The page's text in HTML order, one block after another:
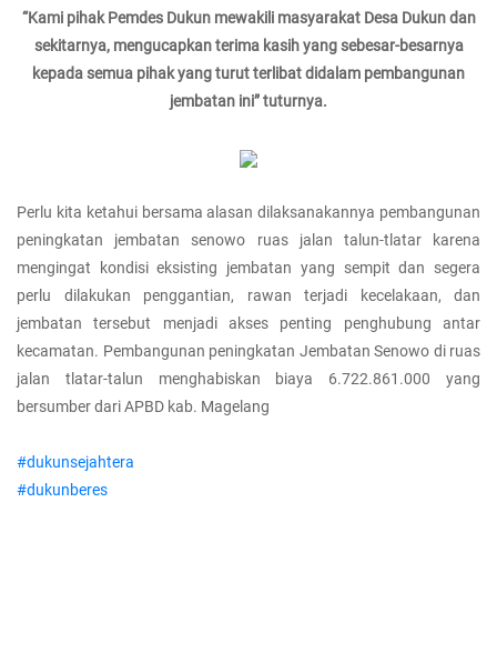
“Kami pihak Pemdes Dukun mewakili masyarakat Desa Dukun dan
sekitarnya, mengucapkan terima kasih yang sebesar-besarnya
kepada semua pihak yang turut terlibat didalam pembangunan
jembatan ini” tuturnya.
Perlu kita ketahui bersama alasan dilaksanakannya pembangunan
peningkatan jembatan senowo ruas jalan talun-tlatar karena
mengingat kondisi eksisting jembatan yang sempit dan segera
perlu dilakukan penggantian, rawan terjadi kecelakaan, dan
jembatan tersebut menjadi akses penting penghubung antar
kecamatan. Pembangunan peningkatan Jembatan Senowo di ruas
jalan tlatar-talun menghabiskan biaya 6.722.861.000 yang
bersumber dari APBD kab. Magelang
#dukunsejahtera
#dukunberes